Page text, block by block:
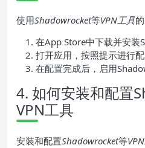
使用Shadowrocket等VPN工具
在App Store中下载并安装
打开应用，按照提示进行
在配置完成后，启用
4. 如何安装和配置
VPN工具
安装和配置Shadowrocket等